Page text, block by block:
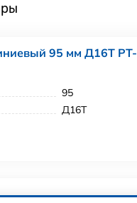
95 мм Д16Т РТ-
95
Д16Т